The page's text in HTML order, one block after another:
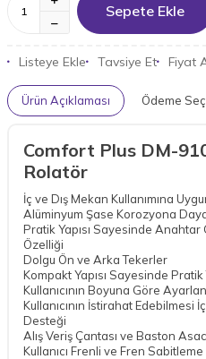
Sepete Ekle
Listeye Ekle Tavsiye Et Fiyat
Ürün Açıklaması Ödeme
Comfort Plus DM-
Rolatör
İç ve Dış Mekan Kullanımına
Alüminyum Şase Korozyona
Pratik Yapısı Sayesinde
Özelliği
Dolgu Ön ve Arka Tekerler
Kompakt Yapısı Sayesinde Pratik
Kullanıcının Boyuna Göre
Kullanıcının İstirahat Edebilmesi
Desteği
Alış Veriş Çantası ve Baston
Kullanıcı Frenli ve Fren